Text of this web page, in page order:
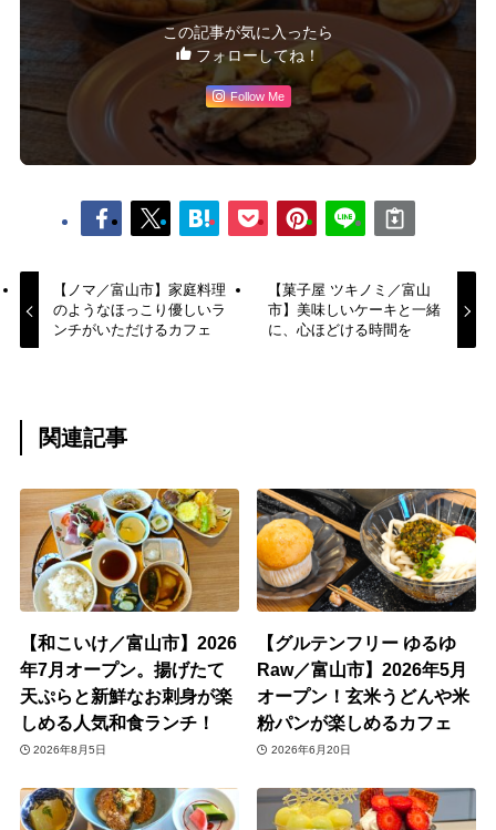
この記事が気に入ったら
フォローしてね！
Follow Me
【ノマ／富山市】家庭料理
のようなほっこり優しいラ
ンチがいただけるカフェ
【菓子屋 ツキノミ／富山
市】美味しいケーキと一緒
に、心ほどける時間を
関連記事
【和こいけ／富山市】2026
年7月オープン。揚げたて
天ぷらと新鮮なお刺身が楽
しめる人気和食ランチ！
2026年8月5日
【グルテンフリー ゆるゆ
Raw／富山市】2026年5月
オープン！玄米うどんや米
粉パンが楽しめるカフェ
2026年6月20日